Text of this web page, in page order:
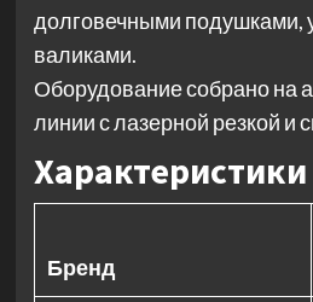
долговечными подушками,
валиками.
Оборудование собрано на
линии с лазерной резкой и
Характеристики
Бренд